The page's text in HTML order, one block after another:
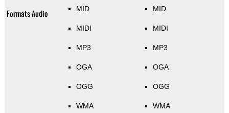
Formats Audio MID
MIDI
MP3
OGA
OGG
WMA
MID
MIDI
MP3
OGA
OGG
WMA